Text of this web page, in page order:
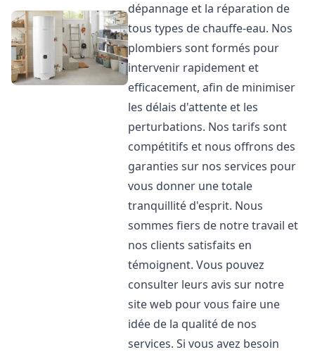
dépannage et la réparation de
tous types de chauffe-eau. Nos
plombiers sont formés pour
intervenir rapidement et
efficacement, afin de minimiser
les délais d'attente et les
perturbations. Nos tarifs sont
compétitifs et nous offrons des
garanties sur nos services pour
vous donner une totale
tranquillité d'esprit. Nous
sommes fiers de notre travail et
nos clients satisfaits en
témoignent. Vous pouvez
consulter leurs avis sur notre
site web pour vous faire une
idée de la qualité de nos
services. Si vous avez besoin